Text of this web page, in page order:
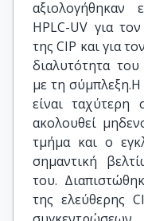
αξιολογήθηκαν
HPLC-UV για
της CIP και για
διαλυτότητα
με τη
είναι ταχύτερη
ακολουθεί
τμήμα και ο
σημαντική
του.
της ελεύθερης